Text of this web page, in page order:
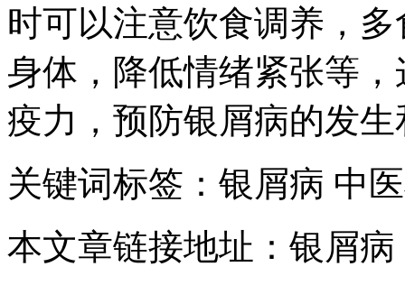
时可以注意饮食调养，
身体，降低情绪紧张等
疫力，预防银屑病的发
关键词标签：银屑病 中
本文章链接地址：银屑